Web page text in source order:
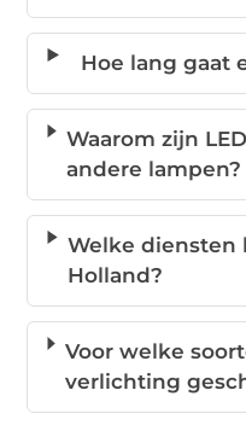
Hoe lang gaat
Waarom zijn
andere lampen?
Welke diensten
Holland?
Voor welke
verlichting